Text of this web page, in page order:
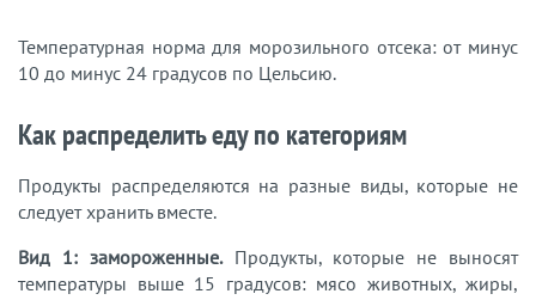
Температурная норма для морозильного отсека: от минус
10 до минус 24 градусов по Цельсию.
Как распределить еду по категориям
Продукты распределяются на разные виды, которые не
следует хранить вместе.
Вид 1: замороженные.Продукты, которые не выносят
температуры выше 15 градусов: мясо животных, жиры,